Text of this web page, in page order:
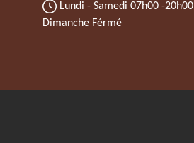
Lundi - Samedi 07h00 -20h00
Dimanche Férmé